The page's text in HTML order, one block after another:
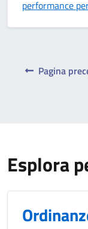
performance
Pagina
Esplora